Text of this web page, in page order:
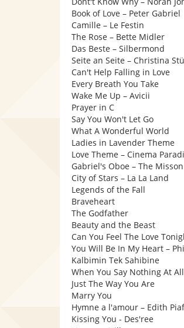
Book of Love – Peter Gabriel
Camille – Le Festin
The Rose – Bette Midler
Das Beste – Silbermond
Seite an Seite – Christina
Can't Help Falling in Love
Every Breath You Take
Wake Me Up – Avicii
Prayer in C
Say You Won't Let Go
What A Wonderful World
Ladies in Lavender Theme
Love Theme – Cinema
Gabriel's Oboe – The Misson
City of Stars – La La Land
Legends of the Fall
Braveheart
The Godfather
Beauty and the Beast
Can You Feel The Love
You Will Be In My Heart –
Kalbimin Tek Sahibine
When You Say Nothing At All
Just The Way You Are
Marry You
Hymne a l'amour – Edith Piaf
Kissing You - Des'ree